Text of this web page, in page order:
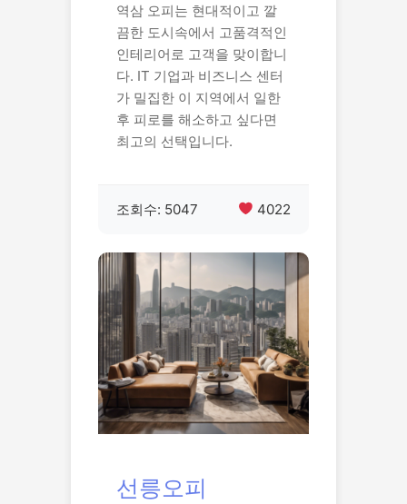
역삼 오피는 현대적이고 깔
끔한 도시속에서 고품격적인
인테리어로 고객을 맞이합니
다. IT 기업과 비즈니스 센터
가 밀집한 이 지역에서 일한
후 피로를 해소하고 싶다면
최고의 선택입니다.
조회수: 5047 4022
선릉오피